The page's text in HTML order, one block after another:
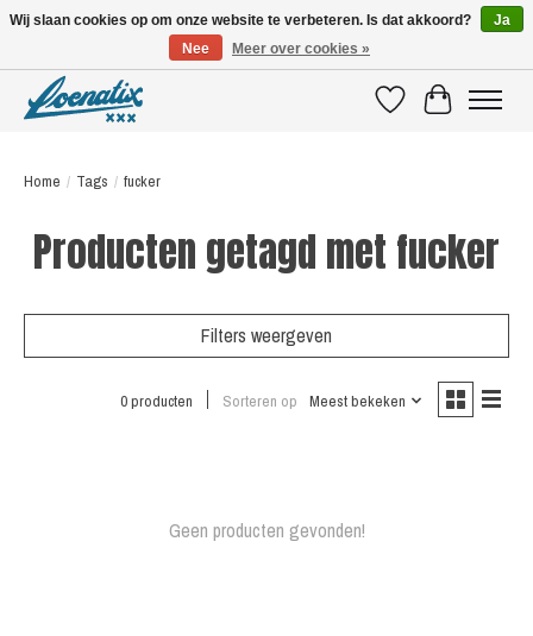
VerlanglijstWinkelwagen
Home / Tags / fucker
Producten getagd met fucker
Filters weergeven
0 producten Sorteren op Meest bekeken
Geen producten gevonden!
Wij slaan cookies op om onze website te verbeteren. Is dat akkoord?
Ja
Nee
Meer over cookies »